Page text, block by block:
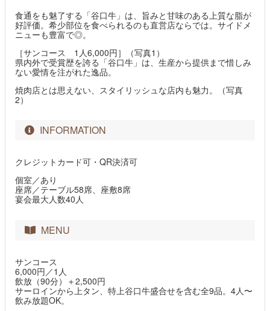
食通をも魅了する「谷口牛」は、旨みと甘味のある上質な脂が
好評価。希少部位を食べられるのも直営店ならでは。サイドメ
ニューも豊富で◎。
［サンコース 1人6,000円］（写真1）
県内外で受賞歴を誇る「谷口牛」は、生産から提供まで惜しみ
ない愛情を注がれた逸品。
焼肉店とは思えない、スタイリッシュな店内も魅力。（写真
2）
INFORMATION
クレジットカード可・QR決済可
個室／あり
座席／テーブル58席、座敷8席
宴会最大人数40人
MENU
サンコース
6,000円／1人
飲放（90分）＋2,500円
サーロインから上タン、特上谷口牛盛合せを含む全9品。4人〜
飲み放題OK。